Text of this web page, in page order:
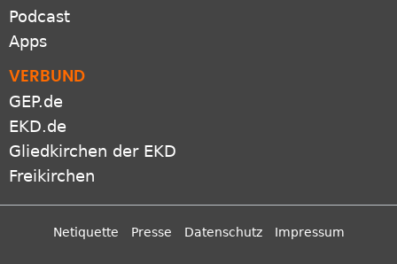
Podcast
Apps
VERBUND
GEP.de
EKD.de
Gliedkirchen der EKD
Freikirchen
Netiquette Presse Datenschutz Impressum